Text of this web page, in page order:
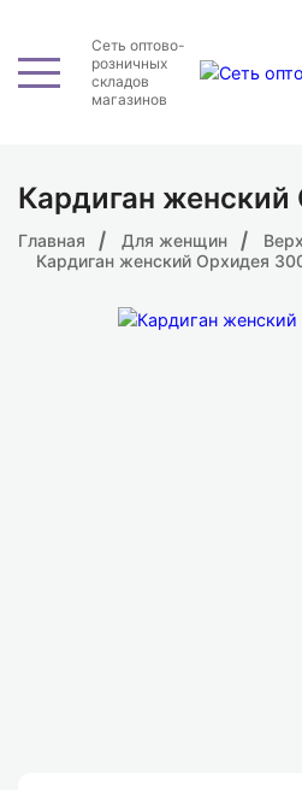
Сеть оптово-
розничных
складов
магазинов
Кардиган женский
Главная Для женщин
Кардиган женский Орхидея